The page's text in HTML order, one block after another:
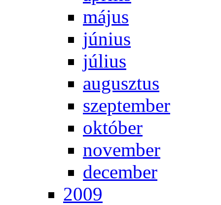
má­jus
jú­ni­us
jú­li­us
au­gusz­tus
szep­tem­ber
ok­tó­ber
no­vem­ber
de­cem­ber
2009